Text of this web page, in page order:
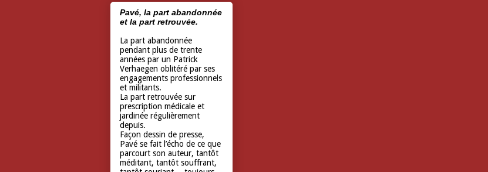
Pavé, la part abandonnée
et la part retrouvée.
La part abandonnée
pendant plus de trente
années par un Patrick
Verhaegen oblitéré par ses
engagements professionnels
et militants.
La part retrouvée sur
prescription médicale et
jardinée régulièrement
depuis.
Façon dessin de presse,
Pavé se fait l’écho de ce que
parcourt son auteur, tantôt
méditant, tantôt souffrant,